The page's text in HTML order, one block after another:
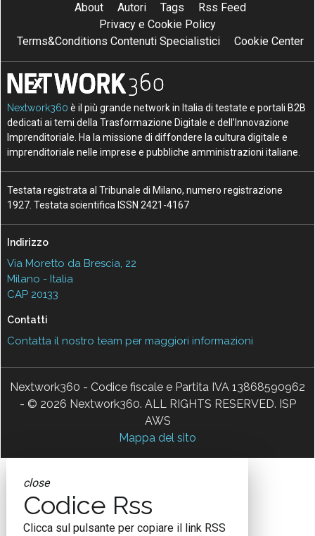
About Autori Tags
Rss Feed
Privacy e Cookie Policy
Terms&Conditions Contenuti Specialistici
Cookie Center
Nextwork360 è il più grande network in Italia di testate e portali B2B
dedicati ai temi della Trasformazione Digitale e dell’Innovazione
Imprenditoriale. Ha la missione di diffondere la cultura digitale e
imprenditoriale nelle imprese e pubbliche amministrazioni italiane.
Testata registrata al Tribunale di Milano, numero registrazione
1927. Testata scientifica ISSN 2421-4167
Indirizzo
Via Moretto da Brescia, 22
Milano - Italia
CAP 20133
Contatti
Contatta il nostro team per maggiori informazioni
Nextwork360 - Codice fiscale e Partita IVA 13868590962
- © 2026 Nextwork360. ALL RIGHTS RESERVED. ISP
AWS
Mappa del sito
close
Codice Rss
Clicca sul pulsante per copiare il link RSS